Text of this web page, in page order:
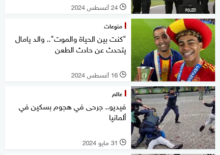
l 24 أغسطس 2024
منوعات
"كنت بين الحياة والموت".. والد يامال
يتحدث عن حادث الطعن
l 16 أغسطس 2024
عالم
فيديو.. جرحى في هجوم بسكين في
ألمانيا
l 31 مايو 2024